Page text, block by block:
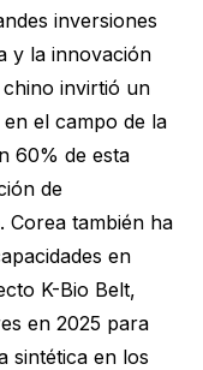
inversiones
y la innovación
invirtió un
el campo de la
60% de esta
de
también ha
en
K-Bio Belt,
en 2025 para
sintética en los